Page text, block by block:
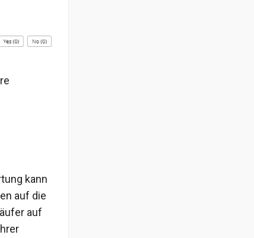
kann
auf die
auf